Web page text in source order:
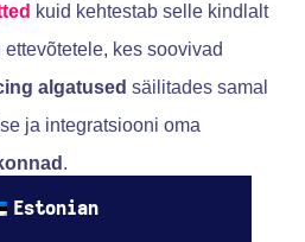
kuid kehtestab selle kindlalt
kes soovivad
algatused säilitades samal
ja integratsiooni oma
.
Estonian